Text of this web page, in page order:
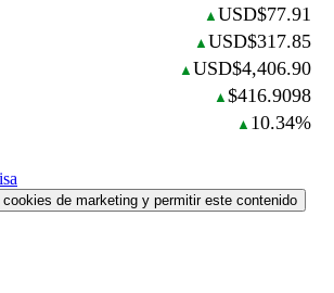
▲ USD$77.91
▲ USD$317.85
▲ USD$4,406.90
▲ $416.9098
▲ 10.34%
de marketing y permitir este contenido